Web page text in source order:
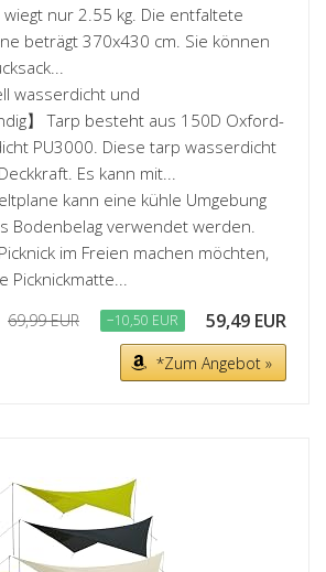
wiegt nur 2.55 kg. Die entfaltete
beträgt 370x430 cm. Sie können
wasserdicht und
】 Tarp besteht aus 150D Oxford-
PU3000. Diese tarp wasserdicht
Es kann mit...
kann eine kühle Umgebung
Bodenbelag verwendet werden.
im Freien machen möchten,
Picknickmatte...
69,99 EUR −10,50 EUR 59,49 EUR
*Zum Angebot »